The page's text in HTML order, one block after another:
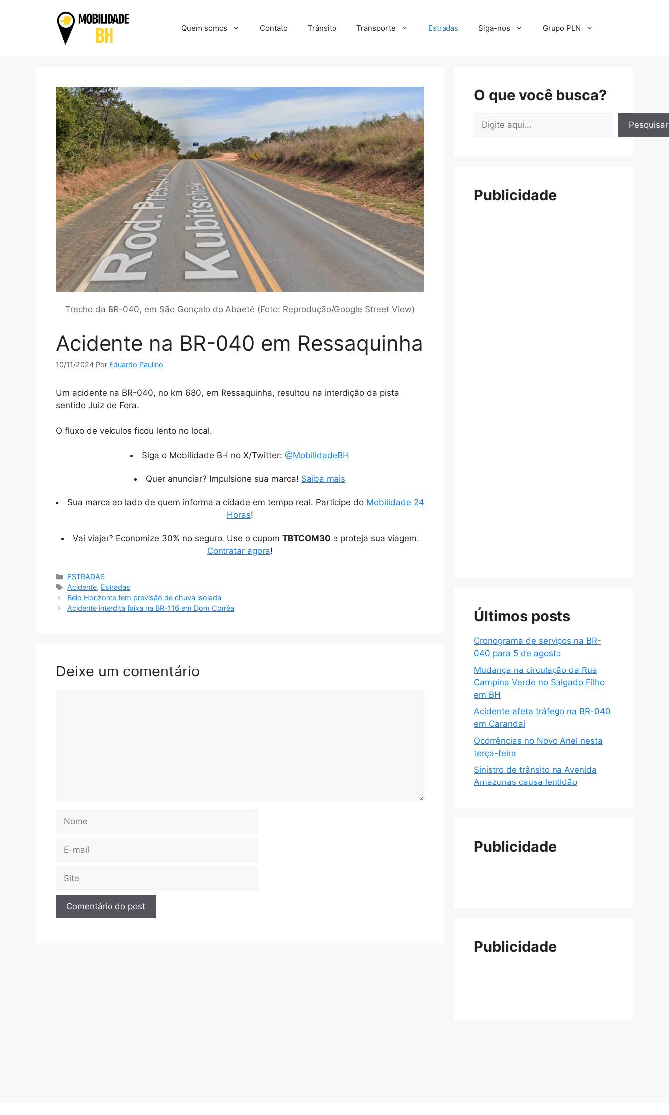
Quem somos Contato Trânsito Transporte Estradas Siga-nos Grupo PLN
Trecho da BR-040, em São Gonçalo do Abaeté (Foto: Reprodução/Google Street View)
Acidente na BR-040 em Ressaquinha
10/11/2024 Por Eduardo Paulino
Um acidente na BR-040, no km 680, em Ressaquinha, resultou na interdição da pista
sentido Juiz de Fora.
O fluxo de veículos ficou lento no local.
Siga o Mobilidade BH no X/Twitter: @MobilidadeBH
Quer anunciar? Impulsione sua marca! Saiba mais
Sua marca ao lado de quem informa a cidade em tempo real. Participe do Mobilidade 24
Horas!
Vai viajar? Economize 30% no seguro. Use o cupom TBTCOM30 e proteja sua viagem.
Contratar agora!
Categorias
ESTRADAS
Tags
Acidente, Estradas
Belo Horizonte tem previsão de chuva isolada
Acidente interdita faixa na BR-116 em Dom Corrêa
Deixe um comentário
Nome
Site
O que você busca?
Pesquisar
Pesquisar
Publicidade
Últimos posts
Cronograma de serviços na BR-
040 para 5 de agosto
Mudança na circulação da Rua
Campina Verde no Salgado Filho
em BH
Acidente afeta tráfego na BR-040
em Carandaí
Ocorrências no Novo Anel nesta
terça-feira
Sinistro de trânsito na Avenida
Amazonas causa lentidão
Publicidade
Publicidade